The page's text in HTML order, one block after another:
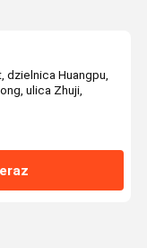
dzielnica Huangpu,
ulica Zhuji,